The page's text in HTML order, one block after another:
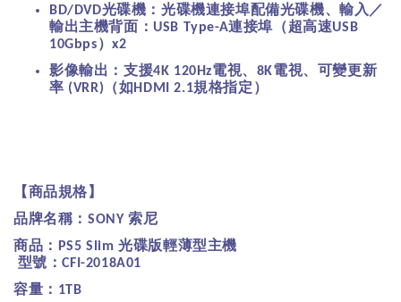
BD/DVD光碟機：光碟機連接埠配備光碟機、輸入／
輸出主機背面： USB Type-A連接埠（超高速USB
10Gbps）x2
影像輸出：支援4K 120Hz電視、 8K電視、可變更新
率 (VRR) （如 HDMI 2.1規格指定）
【商品規格】
品牌名稱： SONY 索尼
商品：
PS5 Slim光碟版輕薄型主機
型號：CFI-2018A01
容量： 1TB